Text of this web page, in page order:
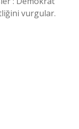
vurgular.